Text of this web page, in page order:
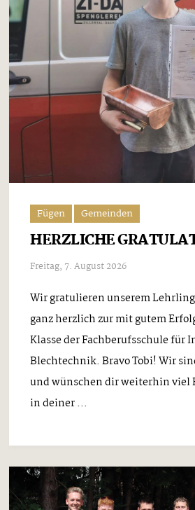
Fügen Gemeinden
HERZLICHE
Freitag, 7. August 2026
Wir gratulieren unserem
ganz herzlich zur mit gutem
Klasse der Fachberufsschule für
Blechtechnik. Bravo Tobi! Wir
und wünschen dir weiterhin viel
in deiner ...